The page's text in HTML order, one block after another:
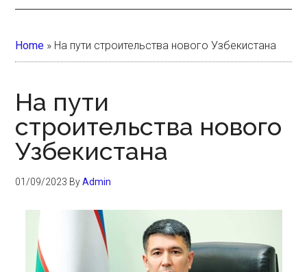
Home » На пути строительства нового Узбекистана
На пути
строительства нового
Узбекистана
01/09/2023 ByAdmin